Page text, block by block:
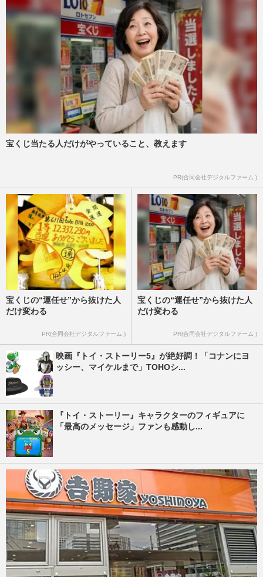
宝くじ当たる人だけがやっていること、教えます
PR(合同会社デジタルファーム )
宝くじの“運任せ”から抜けた人
だけ変わる
PR(合同会社デジタルファーム )
宝くじの“運任せ”から抜けた人
だけ変わる
PR(合同会社デジタルファーム )
映画『トイ・ストーリー5』が絶好調！「コナンにヨ
ッシー、マイケルまで」TOHOシ...
『トイ・ストーリー』キャラクターのフィギュアに
「最高のメッセージ」ファンも感動し...